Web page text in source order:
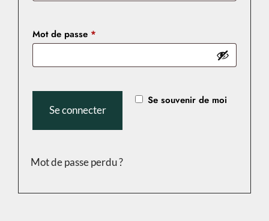
Mot de passe *
Se souvenir de moi
Se connecter
Mot de passe perdu ?